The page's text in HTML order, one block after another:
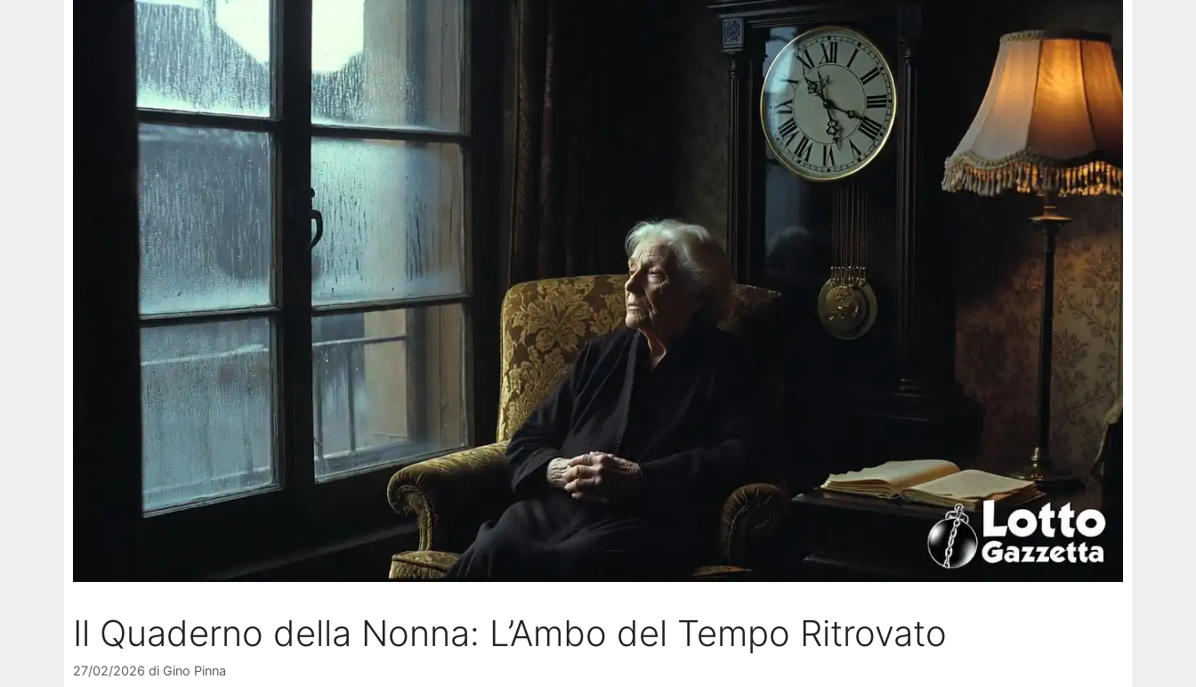
Il Quaderno della Nonna: L’Ambo del Tempo Ritrovato
27/02/2026 di Gino Pinna